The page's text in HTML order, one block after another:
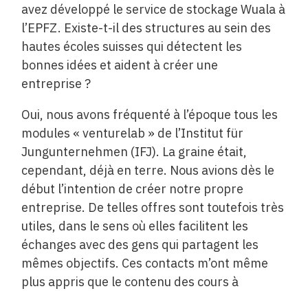
avez développé le service de stockage Wuala à
l’EPFZ. Existe-t-il des structures au sein des
hautes écoles suisses qui détectent les
bonnes idées et aident à créer une
entreprise ?
Oui, nous avons fréquenté à l’époque tous les
modules « venturelab » de l’Institut für
Jungunternehmen (IFJ). La graine était,
cependant, déjà en terre. Nous avions dès le
début l’intention de créer notre propre
entreprise. De telles offres sont toutefois très
utiles, dans le sens où elles facilitent les
échanges avec des gens qui partagent les
mêmes objectifs. Ces contacts m’ont même
plus appris que le contenu des cours à